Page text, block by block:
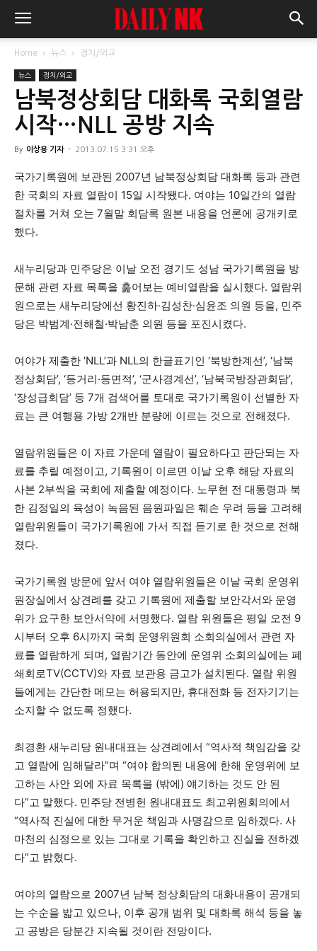
Home 뉴스 정치/외교
뉴스 정치/외교
남북정상회담 대화록 국회열람
시작…NLL 공방 지속
By 이상용 기자 - 2013.07.15 3:31 오후
국가기록원에 보관된 2007년 남북정상회담 대화록 등과 관련
한 국회의 자료 열람이 15일 시작됐다. 여야는 10일간의 열람
절차를 거쳐 오는 7월말 회담록 원본 내용을 언론에 공개키로
했다.
새누리당과 민주당은 이날 오전 경기도 성남 국가기록원을 방
문해 관련 자료 목록을 훑어보는 예비열람을 실시했다. 열람위
원으로는 새누리당에선 황진하·김성찬·심윤조 의원 등을, 민주
당은 박범계·전해철·박남춘 의원 등을 포진시켰다.
여야가 제출한 ‘NLL’과 NLL의 한글표기인 ‘북방한계선’, ‘남북
정상회담’, ‘등거리·등면적’, ‘군사경계선’, ‘남북국방장관회담’,
‘장성급회담’ 등 7개 검색어를 토대로 국가기록원이 선별한 자
료는 큰 여행용 가방 2개반 분량에 이르는 것으로 전해졌다.
열람위원들은 이 자료 가운데 열람이 필요하다고 판단되는 자
료를 추릴 예정이고, 기록원이 이르면 이날 오후 해당 자료의
사본 2부씩을 국회에 제출할 예정이다. 노무현 전 대통령과 북
한 김정일의 육성이 녹음된 음원파일은 훼손 우려 등을 고려해
열람위원들이 국가기록원에 가서 직접 듣기로 한 것으로 전해
졌다.
국가기록원 방문에 앞서 여야 열람위원들은 이날 국회 운영위
원장실에서 상견례를 갖고 기록원에 제출할 보안각서와 운영
위가 요구한 보안서약에 서명했다. 열람 위원들은 평일 오전 9
시부터 오후 6시까지 국회 운영위원회 소회의실에서 관련 자
료를 열람하게 되며, 열람기간 동안에 운영위 소회의실에는 폐
쇄회로TV(CCTV)와 자료 보관용 금고가 설치된다. 열람 위원
들에게는 간단한 메모는 허용되지만, 휴대전화 등 전자기기는
소지할 수 없도록 정했다.
최경환 새누리당 원내대표는 상견례에서 “역사적 책임감을 갖
고 열람에 임해달라”며 “여야 합의된 내용에 한해 운영위에 보
고하는 사안 외에 자료 목록을 (밖에) 얘기하는 것도 안 된
다”고 말했다. 민주당 전병헌 원내대표도 최고위원회의에서
“역사적 진실에 대한 무거운 책임과 사명감으로 임하겠다. 사
마천의 심정으로 있는 그대로 기록을 확인하고 진실을 전하겠
다”고 밝혔다.
여야의 열람으로 2007년 남북 정상회담의 대화내용이 공개되
는 수순을 밟고 있으나, 이후 공개 범위 및 대화록 해석 등을 놓
고 공방은 당분간 지속될 것이란 전망이다.